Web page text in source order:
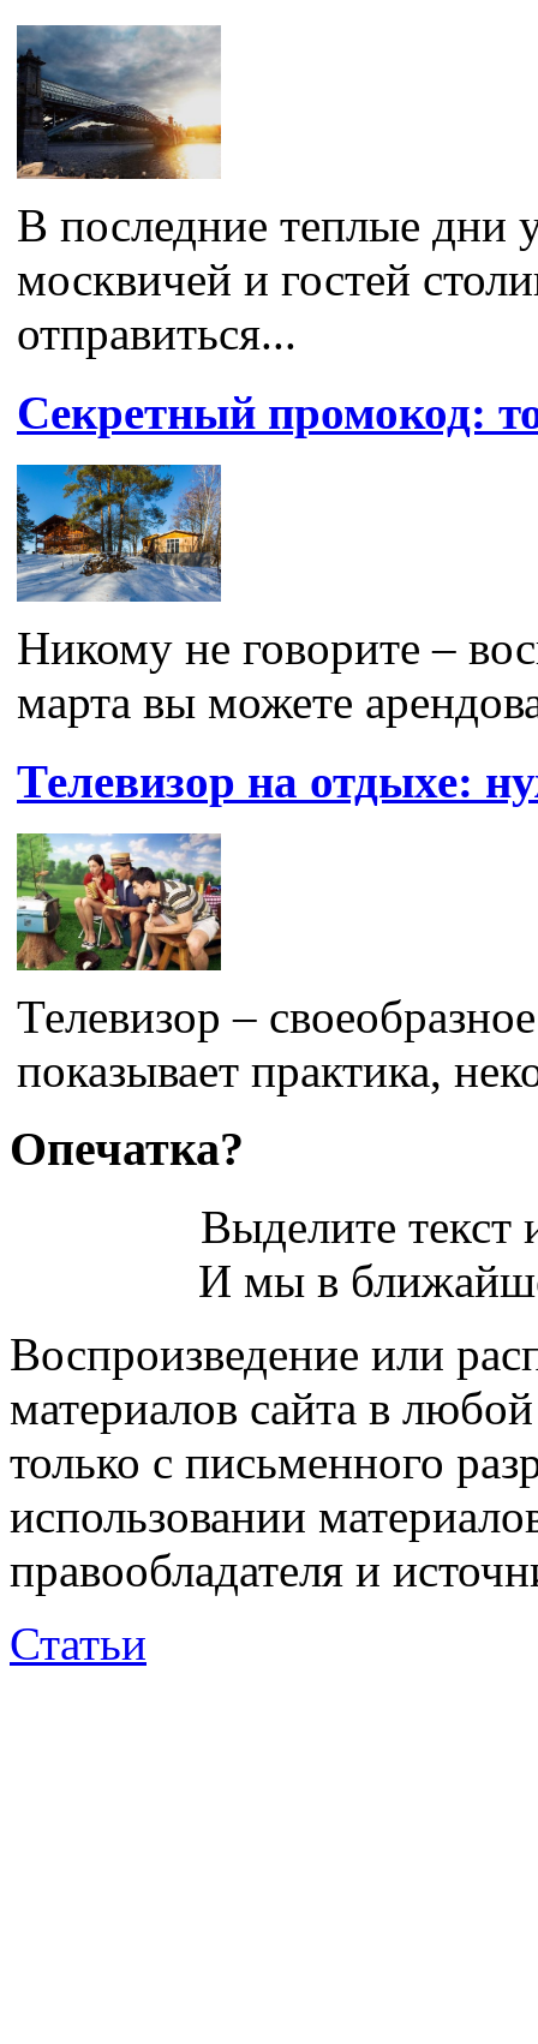
В последние теплые дни
москвичей и гостей
отправиться...
Секретный промокод:
Никому не говорите –
марта вы можете
Телевизор на отдыхе:
Телевизор –
показывает практика,
Опечатка?
Выделите
И мы в
Воспроизведение или
материалов сайта в
только с письменного
использовании
правообладателя и
Статьи